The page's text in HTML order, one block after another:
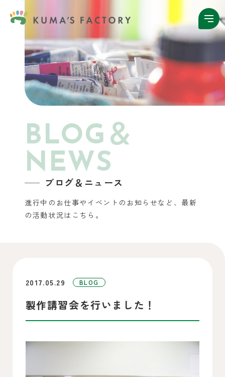
BLOG＆
NEWS
ブログ＆ニュース
進行中のお仕事やイベントのお知らせなど、 最新
の活動状況はこちら。
2017.05.29 BLOG
製作講習会を行いました！